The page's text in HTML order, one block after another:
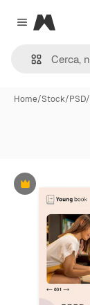
Close menu
Magnific
Home/Stock/PSD/
Premium